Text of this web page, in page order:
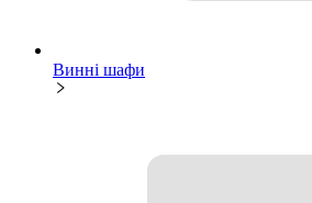
Винні шафи